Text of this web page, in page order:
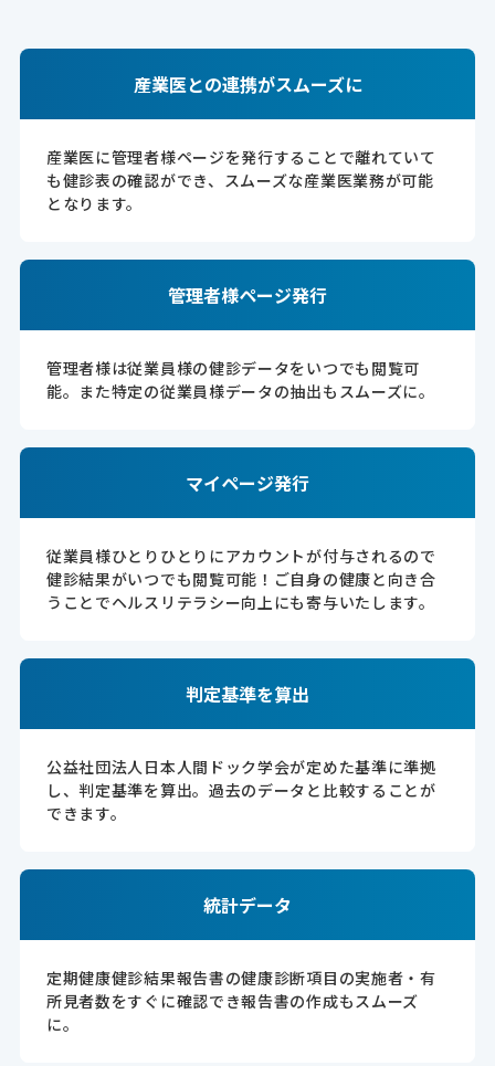
産業医との連携がスムーズに
産業医に管理者様ページを発行することで離れていて
も健診表の確認ができ、スムーズな産業医業務が可能
となります。
管理者様ページ発行
管理者様は従業員様の健診データをいつでも閲覧可
能。また特定の従業員様データの抽出もスムーズに。
マイページ発行
従業員様ひとりひとりにアカウントが付与されるので
健診結果がいつでも閲覧可能！ご自身の健康と向き合
うことでヘルスリテラシー向上にも寄与いたします。
判定基準を算出
公益社団法人日本人間ドック学会が定めた基準に準拠
し、判定基準を算出。過去のデータと比較することが
できます。
統計データ
定期健康健診結果報告書の健康診断項目の実施者・有
所見者数をすぐに確認でき報告書の作成もスムーズ
に。